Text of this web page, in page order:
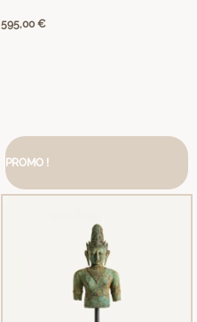
595,00€
PROMO !
Le
2129,00 €.
Le
1609,00 €.